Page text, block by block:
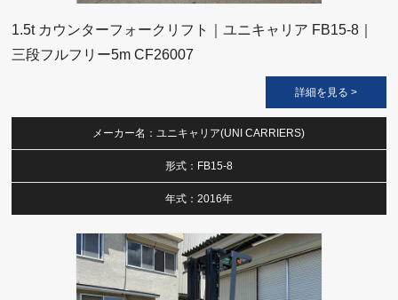
1.5t カウンターフォークリフト｜ユニキャリア FB15-8｜
三段フルフリー5m CF26007
詳細を見る >
メーカー名：ユニキャリア(UNI CARRIERS)
形式：FB15-8
年式：2016年